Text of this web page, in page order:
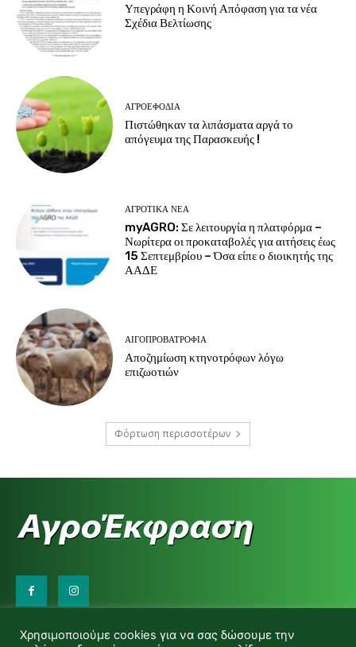
Υπεγράφη η Κοινή Απόφαση για τα νέα
Σχέδια Βελτίωσης
ΑΓΡΟΕΦΌΔΙΑ
Πιστώθηκαν τα λιπάσματα αργά το
απόγευμα της Παρασκευής !
ΑΓΡΟΤΙΚΆ ΝΈΑ
myAGRO: Σε λειτουργία η πλατφόρμα –
Νωρίτερα οι προκαταβολές για αιτήσεις έως
15 Σεπτεμβρίου – Όσα είπε ο διοικητής της
ΑΑΔΕ
ΑΙΓΟΠΡΟΒΑΤΡΟΦΊΑ
Αποζημίωση κτηνοτρόφων λόγω
επιζωοτιών
Φόρτωση περισσοτέρων
d.makas@yahoo.gr
Χρησιμοποιούμε cookies για να σας δώσουμε την